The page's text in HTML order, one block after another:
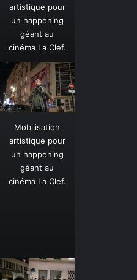
artistique pour
un happening
géant au
cinéma La Clef.
Mobilisation
artistique pour
un happening
géant au
cinéma La Clef.